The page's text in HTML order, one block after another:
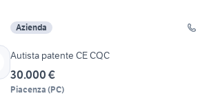
Azienda
Autista patente CE CQC
30.000 €
Piacenza (PC)